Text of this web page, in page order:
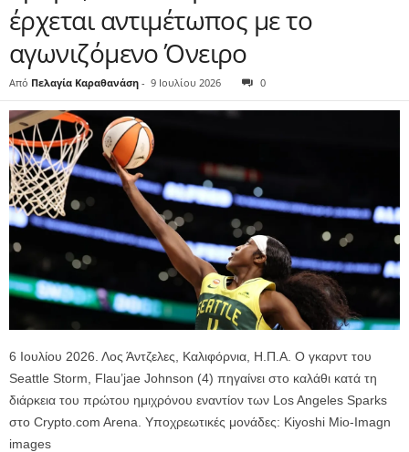
έρχεται αντιμέτωπος με το
αγωνιζόμενο Όνειρο
Από Πελαγία Καραθανάση - 9 Ιουλίου 2026 0
6 Ιουλίου 2026. Λος Άντζελες, Καλιφόρνια, Η.Π.Α. Ο γκαρντ του
Seattle Storm, Flau’jae Johnson (4) πηγαίνει στο καλάθι κατά τη
διάρκεια του πρώτου ημιχρόνου εναντίον των Los Angeles Sparks
στο Crypto.com Arena. Υποχρεωτικές μονάδες: Kiyoshi Mio-Imagn
images